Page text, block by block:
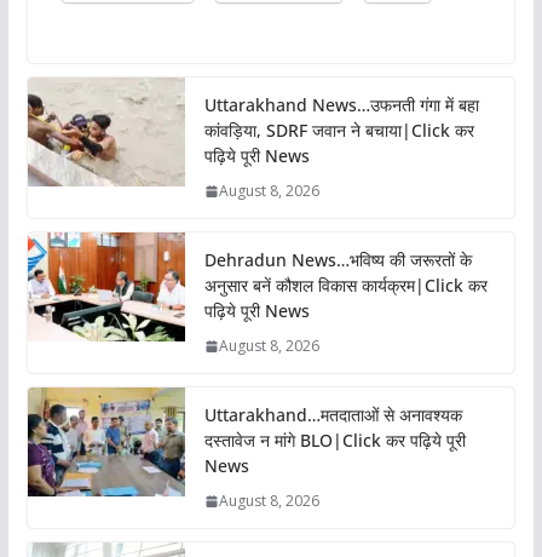
Uttarakhand News…उफनती गंगा में बहा
कांवड़िया, SDRF जवान ने बचाया|Click कर
पढ़िये पूरी News
August 8, 2026
Dehradun News…भविष्य की जरूरतों के
अनुसार बनें कौशल विकास कार्यक्रम|Click कर
पढ़िये पूरी News
August 8, 2026
Uttarakhand…मतदाताओं से अनावश्यक
दस्तावेज न मांगे BLO|Click कर पढ़िये पूरी
News
August 8, 2026